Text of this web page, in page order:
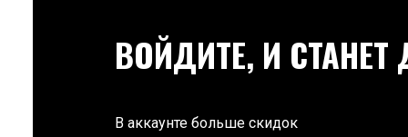
ВОЙДИТЕ, И СТАНЕТ
В аккаунте больше скидок